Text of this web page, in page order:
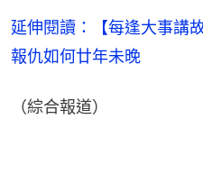
延伸閱讀：【每逢大事講
報仇如何廿年未晚
（綜合報道）